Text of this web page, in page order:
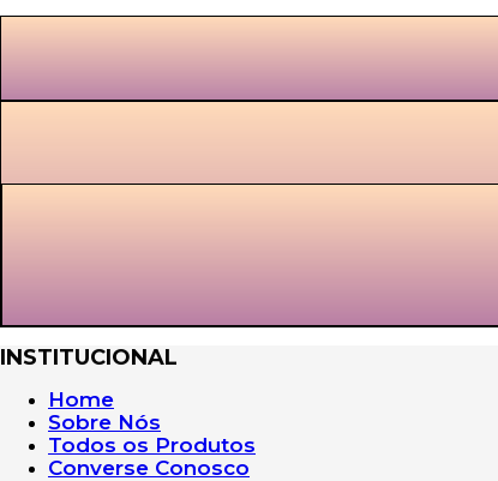
INSTITUCIONAL
Home
Sobre Nós
Todos os Produtos
Converse Conosco